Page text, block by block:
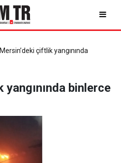
Mersin’deki çiftlik yangınında
binlerce